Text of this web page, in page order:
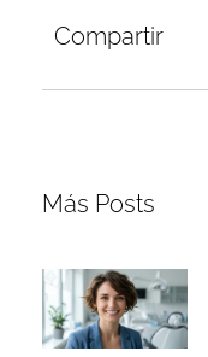
Compartir
Más Posts